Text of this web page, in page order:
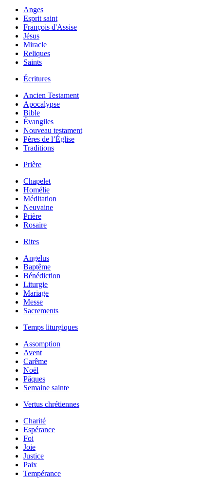
Anges
Esprit saint
François d'Assise
Jésus
Miracle
Reliques
Saints
Écritures
Ancien Testament
Apocalypse
Bible
Évangiles
Nouveau testament
Pères de l’Église
Traditions
Prière
Chapelet
Homélie
Méditation
Neuvaine
Prière
Rosaire
Rites
Angelus
Baptême
Bénédiction
Liturgie
Mariage
Messe
Sacrements
Temps liturgiques
Assomption
Avent
Carême
Noël
Pâques
Semaine sainte
Vertus chrétiennes
Charité
Espérance
Foi
Joie
Justice
Paix
Tempérance